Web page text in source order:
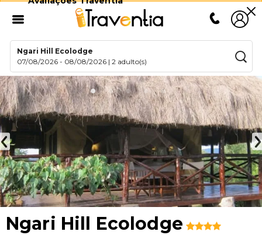
Ngari Hill Ecolodge
07/08/2026 - 08/08/2026 |2 adulto(s)
Ngari Hill Ecolodge